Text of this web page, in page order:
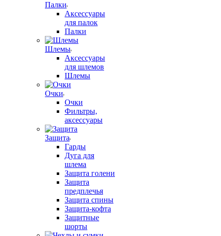
Палки
Аксессуары
для палок
Палки
Шлемы
Аксессуары
для шлемов
Шлемы
Очки
Очки
Фильтры,
аксессуары
Защита
Гарды
Дуга для
шлема
Защита голени
Защита
предплечья
Защита спины
Защита-кофта
Защитные
шорты